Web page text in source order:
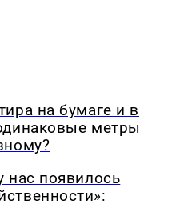
на бумаге и в
метры
нас появилось